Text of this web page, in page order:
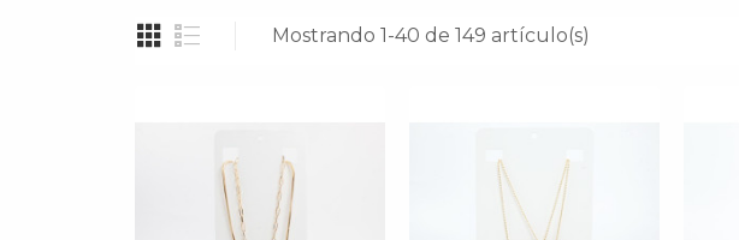
Mostrando 1-40 de 149 artículo(s)